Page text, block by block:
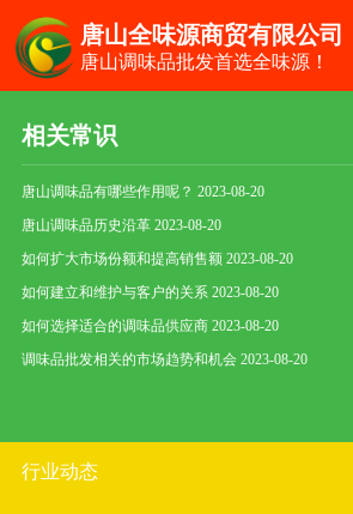
唐山全味源商贸有限公司
唐山调味品批发首选全味源！
当前位置：唐山调味品批发> 相关常识
相关常识
唐山调味品有哪些作用呢？ 2023-08-20
唐山调味品历史沿革2023-08-20
如何扩大市场份额和提高销售额2023-08-20
如何建立和维护与客户的关系 2023-08-20
如何选择适合的调味品供应商2023-08-20
调味品批发相关的市场趋势和机会2023-08-20
行业动态